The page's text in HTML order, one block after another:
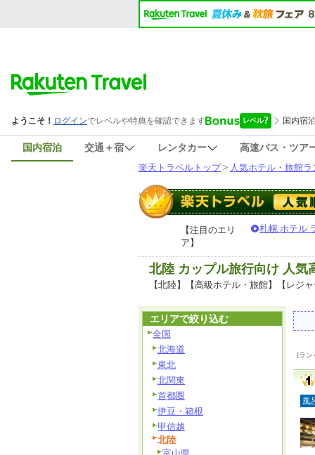
国内宿泊 交通＋宿 レンタカー
高速バス・ツア
楽天トラベルトップ> 人気ホテル・旅館ラ
【注目のエリ
ア】
札幌 ホテル
北陸 カップル旅行向け 人気
【北陸】【高級ホテル・旅館】【レジ
[ラン
風
エリアで絞り込む
全国
北海道
東北
北関東
首都圏
伊豆・箱根
甲信越
北陸